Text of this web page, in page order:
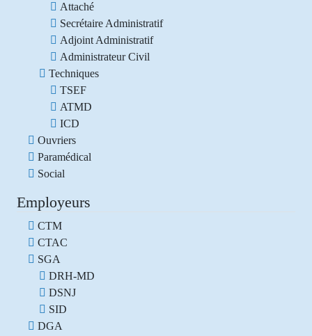
Attaché
Secrétaire Administratif
Adjoint Administratif
Administrateur Civil
Techniques
TSEF
ATMD
ICD
Ouvriers
Paramédical
Social
Employeurs
CTM
CTAC
SGA
DRH-MD
DSNJ
SID
DGA